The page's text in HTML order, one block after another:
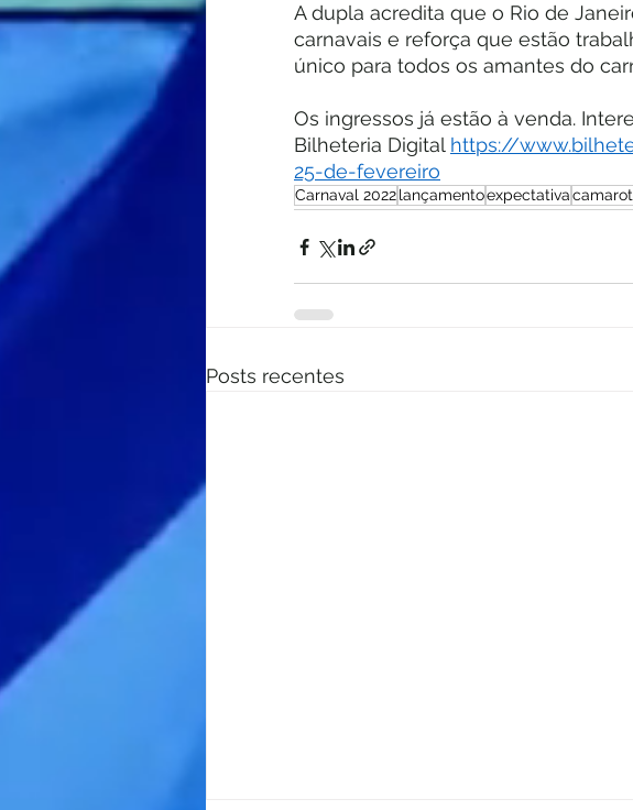
A dupla acredita que o Rio de
carnavais e reforça que estão
único para todos os amantes do
Os ingressos já estão à venda.
Bilheteria Digital https://
25-de-fevereiro
Carnaval 2022lançamentoexpectativa
Posts recentes